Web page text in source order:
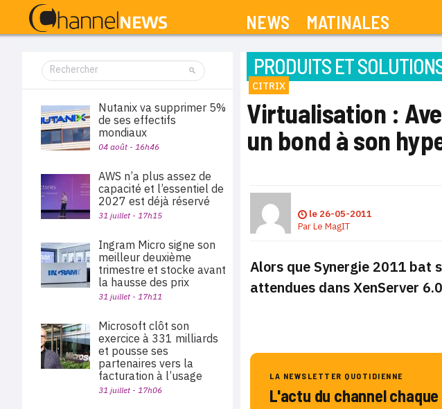
NEWS MATINALES
PRODUITS ET
CITRIX
Virtualisation :
un bond à son
le 26-05-2011
ParLe MagIT
Alors que Synergie 2011 bat
attendues dans XenServer
LA NEWSLETTER QUOTIDIENNE
L'actu du channel
Nutanix va supprimer 5%
de ses effectifs
mondiaux
04 août - 16h46
AWS n’a plus assez de
capacité et l’essentiel de
2027 est déjà réservé
31 juillet - 17h15
Ingram Micro signe son
meilleur deuxième
trimestre et stocke avant
la hausse des prix
31 juillet - 17h11
Microsoft clôt son
exercice à 331 milliards
et pousse ses
partenaires vers la
facturation à l’usage
31 juillet - 17h06